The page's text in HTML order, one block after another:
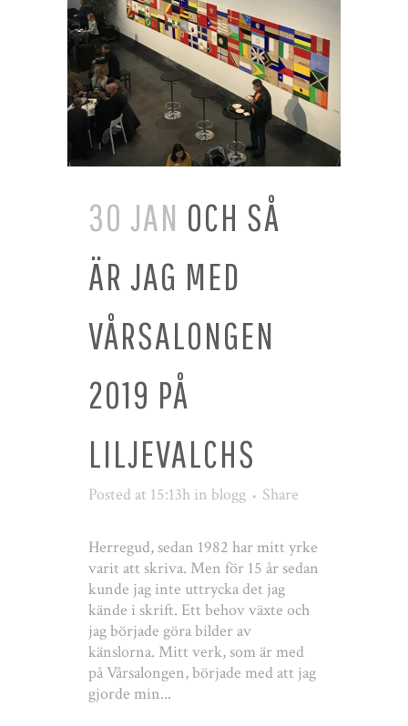
30 JAN OCH SÅ
ÄR JAG MED
VÅRSALONGEN
2019 PÅ
LILJEVALCHS
Posted at 15:13h in blogg Share
Herregud, sedan 1982 har mitt yrke
varit att skriva. Men för 15 år sedan
kunde jag inte uttrycka det jag
kände i skrift. Ett behov växte och
jag började göra bilder av
känslorna. Mitt verk, som är med
på Vårsalongen, började med att jag
gjorde min...